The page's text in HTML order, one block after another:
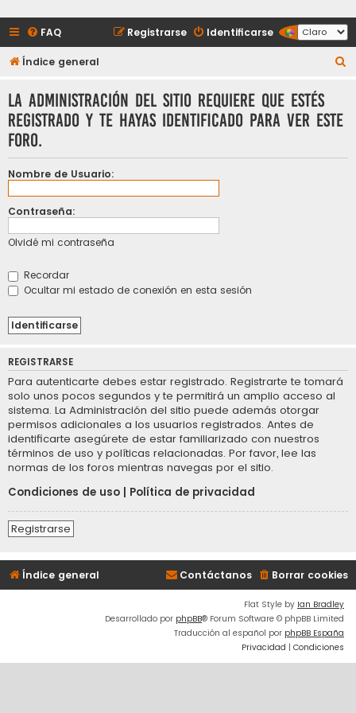
FAQ Identificarse
Registrarse
Índice general
La Administración del sitio requiere que estés
registrado y te hayas identificado para ver este
foro.
Nombre de Usuario:
Contraseña:
Olvidé mi contraseña
Recordar
Ocultar mi estado de conexión en esta sesión
REGISTRARSE
Para autenticarte debes estar registrado. Registrarte te tomará
solo unos pocos segundos y te permitirá un amplio acceso al
sistema. La Administración del sitio puede además otorgar
permisos adicionales a los usuarios registrados. Antes de
identificarte asegúrete de estar familiarizado con nuestros
términos de uso y políticas relacionadas. Por favor, lee las
normas de los foros mientras navegas por el sitio.
Condiciones de uso
Política de privacidad
Registrarse
Índice general Borrar cookies
Contáctanos
Flat Style by Ian Bradley
Desarrollado por phpBB® Forum Software © phpBB Limited
Traducción al español por phpBB España
Privacidad | Condiciones